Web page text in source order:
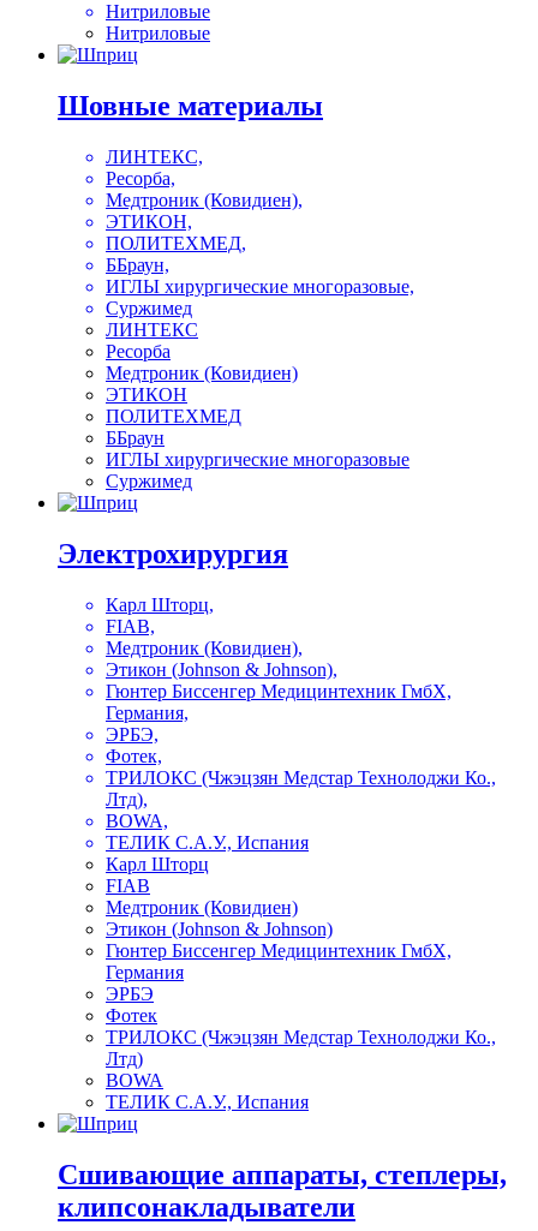
Нитриловые
Нитриловые
Шовные материалы
ЛИНТЕКС,
Ресорба,
Медтроник (Ковидиен),
ЭТИКОН,
ПОЛИТЕХМЕД,
ББраун,
ИГЛЫ хирургические многоразовые,
Суржимед
ЛИНТЕКС
Ресорба
Медтроник (Ковидиен)
ЭТИКОН
ПОЛИТЕХМЕД
ББраун
ИГЛЫ хирургические многоразовые
Суржимед
Электрохирургия
Карл Шторц,
FIAB,
Медтроник (Ковидиен),
Этикон (Johnson & Johnson),
Гюнтер Биссенгер Медицинтехник ГмбХ,
Германия,
ЭРБЭ,
Фотек,
ТРИЛОКС (Чжэцзян Медстар Технолоджи Ко.,
Лтд),
BOWA,
ТЕЛИК С.А.У., Испания
Карл Шторц
FIAB
Медтроник (Ковидиен)
Этикон (Johnson & Johnson)
Гюнтер Биссенгер Медицинтехник ГмбХ,
Германия
ЭРБЭ
Фотек
ТРИЛОКС (Чжэцзян Медстар Технолоджи Ко.,
Лтд)
BOWA
ТЕЛИК С.А.У., Испания
Сшивающие аппараты, степлеры,
клипсонакладыватели